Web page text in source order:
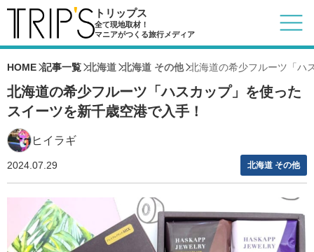
トリップス
全て現地取材！
マニアがつくる旅行メディア
HOME 記事一覧 北海道 北海道 その他 北海道の希少フルーツ「ハ
北海道の希少フルーツ「ハスカップ」を使った
スイーツを新千歳空港で入手！
ヒイラギ
北海道 その他
2024.07.29